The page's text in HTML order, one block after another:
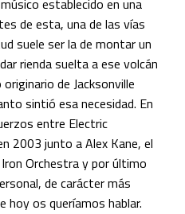
establecido en una
de esta, una de las vías
suele ser la de montar un
rienda suelta a ese volcán
de Jacksonville
sintió esa necesidad. En
entre Electric
2003 junto a Alex Kane, el
Orchestra y por último
de carácter más
os queríamos hablar.